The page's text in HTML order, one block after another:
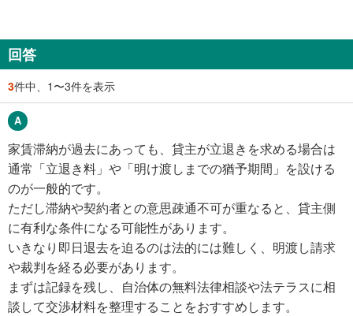
回答
3件中、1〜3件を表示
家賃滞納が過去にあっても、貸主が立退きを求める場合は
通常「立退き料」や「明け渡しまでの猶予期間」を設ける
のが一般的です。
ただし滞納や契約者との意思疎通不可が重なると、貸主側
に有利な条件になる可能性があります。
いきなり即日退去を迫るのは法的には難しく、明渡し請求
や裁判を経る必要があります。
まずは記録を残し、自治体の無料法律相談や法テラスに相
談して交渉材料を整理することをおすすめします。